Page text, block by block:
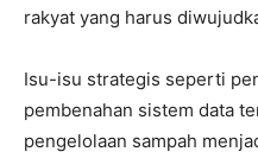
rakyat yang harus
Isu-isu strategis seperti
pembenahan sistem data
pengelolaan sampah